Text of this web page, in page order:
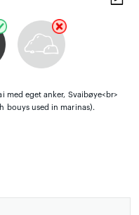
med eget anker, Svaibøye<br>
bouys used in marinas).